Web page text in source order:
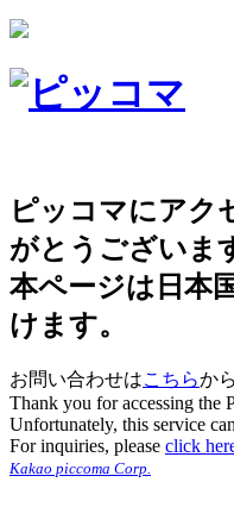
ピッコマにアク
がとうございま
本ページは日本
けます。
お問い合わせはこちらか
Thank you for accessing the
Unfortunately, this service
For inquiries, please click
Kakao piccoma Corp.